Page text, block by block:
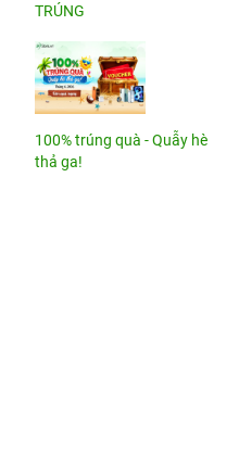
TRÚNG
100% trúng quà - Quẫy hè
thả ga!